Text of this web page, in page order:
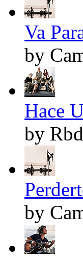
Va
by
Hace
by Rbd
by